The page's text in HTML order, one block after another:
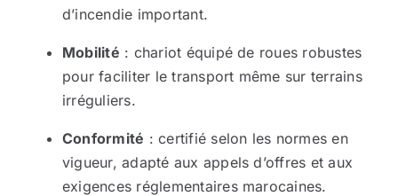
d’incendie important.
Mobilité : chariot équipé de roues robustes
pour faciliter le transport même sur terrains
irréguliers.
Conformité : certifié selon les normes en
vigueur, adapté aux appels d’offres et aux
exigences réglementaires marocaines.